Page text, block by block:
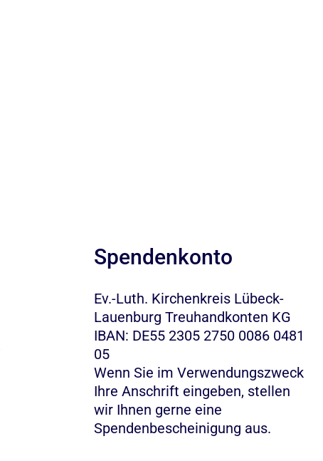
Spendenkonto
Ev.-Luth. Kirchenkreis Lübeck-
Lauenburg Treuhandkonten KG
IBAN: DE55 2305 2750 0086 0481
05
Wenn Sie im Verwendungszweck
Ihre Anschrift eingeben, stellen
wir Ihnen gerne eine
Spendenbescheinigung aus.